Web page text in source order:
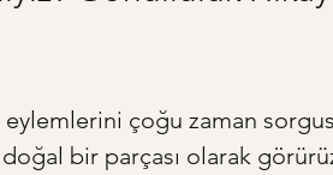
çoğu zaman
bir parçası olarak